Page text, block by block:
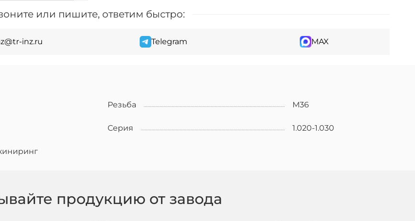
или пишите, ответим быстро:
inz.ru Telegram MAX
Резьба М36
Серия 1.020-1.030
продукцию от завода